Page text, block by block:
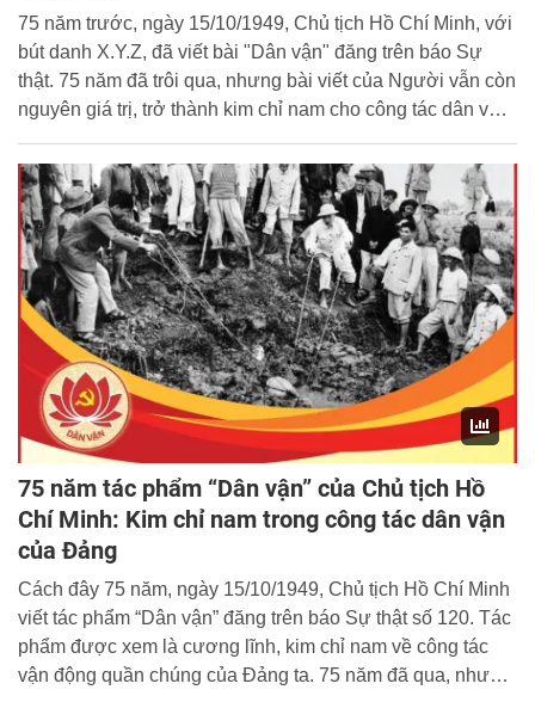
75 năm trước, ngày 15/10/1949, Chủ tịch Hồ Chí Minh, với
bút danh X.Y.Z, đã viết bài "Dân vận" đăng trên báo Sự
thật. 75 năm đã trôi qua, nhưng bài viết của Người vẫn còn
nguyên giá trị, trở thành kim chỉ nam cho công tác dân vận
bản về công tác dân vận, mà còn khẳng định vai trò to lớn
của Nhân dân trong sự nghiệp cách mạng. Chính tư tưởng
"quyền hành và lực lượng đều ở nơi dân" đã tạo nền tảng
cho mọi thắng lợi của đất nước.
75 năm tác phẩm “Dân vận” của Chủ tịch Hồ
Chí Minh: Kim chỉ nam trong công tác dân vận
của Đảng
Cách đây 75 năm, ngày 15/10/1949, Chủ tịch Hồ Chí Minh
viết tác phẩm “Dân vận” đăng trên báo Sự thật số 120. Tác
phẩm được xem là cương lĩnh, kim chỉ nam về công tác
vận động quần chúng của Đảng ta. 75 năm đã qua, nhưng